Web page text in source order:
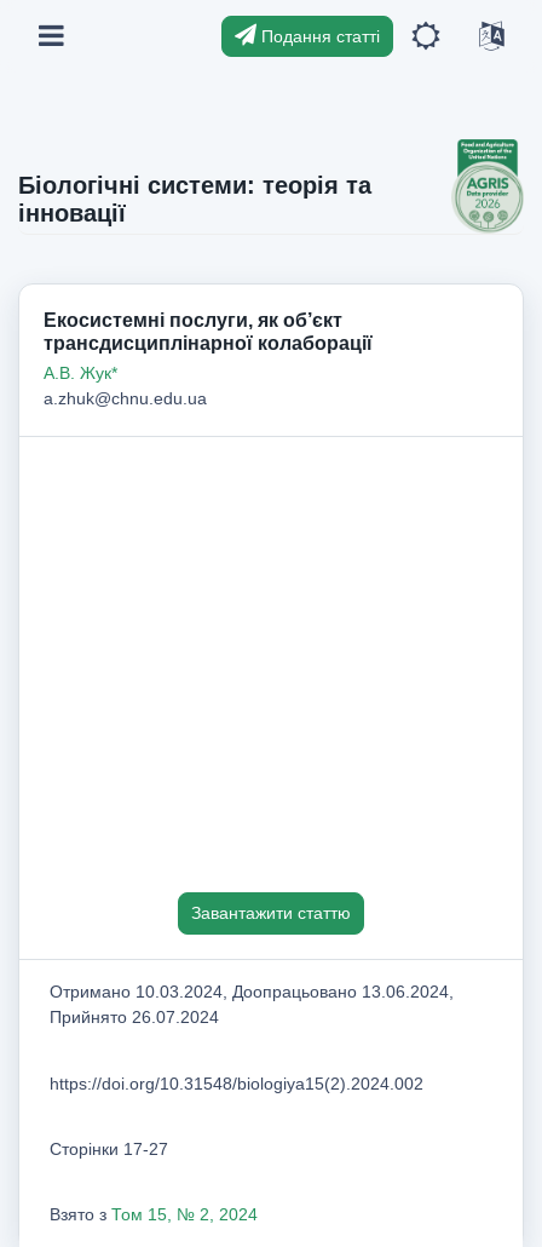
Подання статті
Біологічні системи: теорія та
інновації
Екосистемні послуги, як об’єкт
трансдисциплінарної колаборації
А.В. Жук*
a.zhuk@chnu.edu.ua
Завантажити статтю
Отримано 10.03.2024, Доопрацьовано 13.06.2024,
Прийнято 26.07.2024
https://doi.org/10.31548/biologiya15(2).2024.002
Сторінки 17-27
Взято з Том 15, № 2, 2024